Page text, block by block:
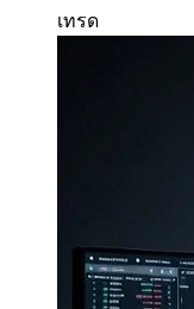
เทรด